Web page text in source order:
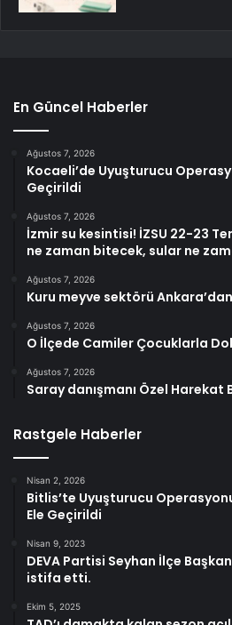
En Güncel Haberler
Ağustos 7, 2026
Kocaeli’de Uyuşturucu
Geçirildi
Ağustos 7, 2026
İzmir su kesintisi! İZSU 22-23
ne zaman bitecek, sular ne
Ağustos 7, 2026
Kuru meyve sektörü
Ağustos 7, 2026
O İlçede Camiler Çocuklarla
Ağustos 7, 2026
Saray danışmanı Özel Harekat
Rastgele Haberler
Nisan 2, 2026
Bitlis’te Uyuşturucu
Ele Geçirildi
Nisan 9, 2023
DEVA Partisi Seyhan İlçe
istifa etti.
Ekim 5, 2025